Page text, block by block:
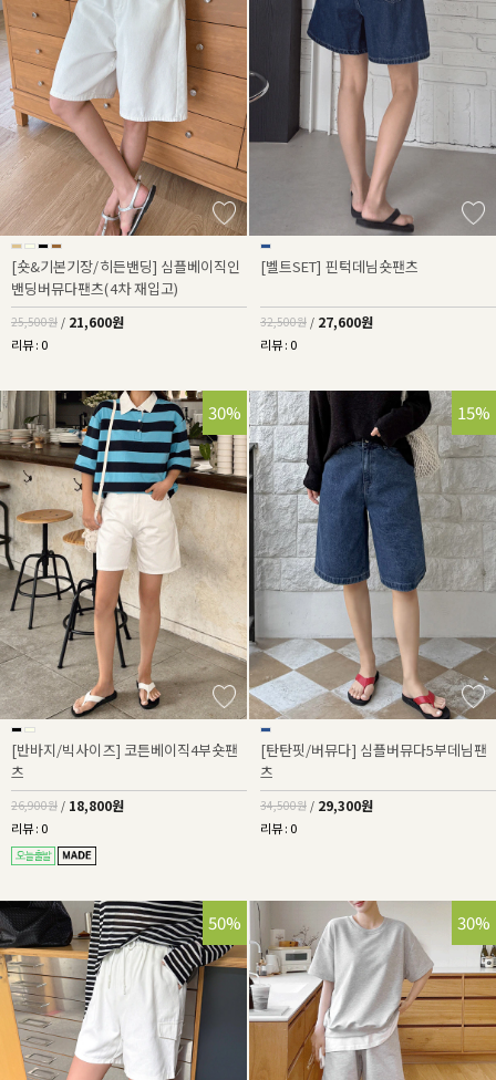
[숏&기본기장/히든밴딩] 심플베이직인
밴딩버뮤다팬츠(4차 재입고)
25,500원 / 21,600원
리뷰 : 0
[벨트SET] 핀턱데님숏팬츠
32,500원 / 27,600원
리뷰 : 0
30%
[반바지/빅사이즈] 코튼베이직4부숏팬
츠
26,900원 / 18,800원
리뷰 : 0
15%
[탄탄핏/버뮤다] 심플버뮤다5부데님팬
츠
34,500원 / 29,300원
리뷰 : 0
50% 30%